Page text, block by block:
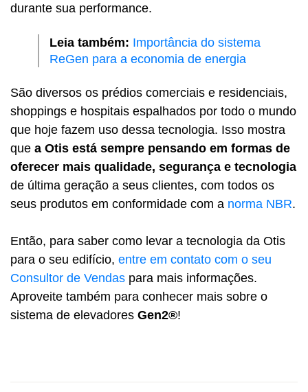
durante sua performance.
Leia também: Importância do sistema
ReGen para a economia de energia
São diversos os prédios comerciais e residenciais,
shoppings e hospitais espalhados por todo o mundo
que hoje fazem uso dessa tecnologia. Isso mostra
que a Otis está sempre pensando em formas de
oferecer mais qualidade, segurança e tecnologia
de última geração a seus clientes, com todos os
seus produtos em conformidade com a norma NBR.
Então, para saber como levar a tecnologia da Otis
para o seu edifício, entre em contato com o seu
Consultor de Vendas para mais informações.
Aproveite também para conhecer mais sobre o
sistema de elevadores Gen2®!